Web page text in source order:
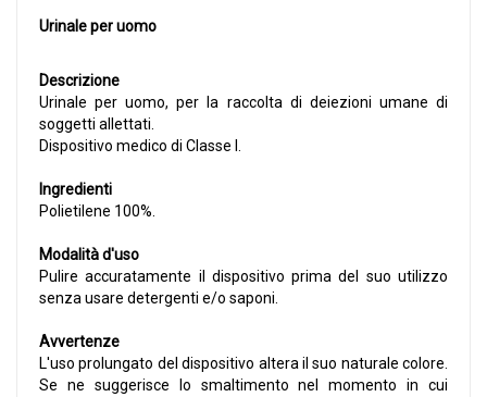
Urinale per uomo
Descrizione
Urinale per uomo, per la raccolta di deiezioni umane di
soggetti allettati.
Dispositivo medico di Classe I.
Ingredienti
Polietilene 100%.
Modalità d'uso
Pulire accuratamente il dispositivo prima del suo utilizzo
senza usare detergenti e/o saponi.
Avvertenze
L'uso prolungato del dispositivo altera il suo naturale colore.
Se ne suggerisce lo smaltimento nel momento in cui